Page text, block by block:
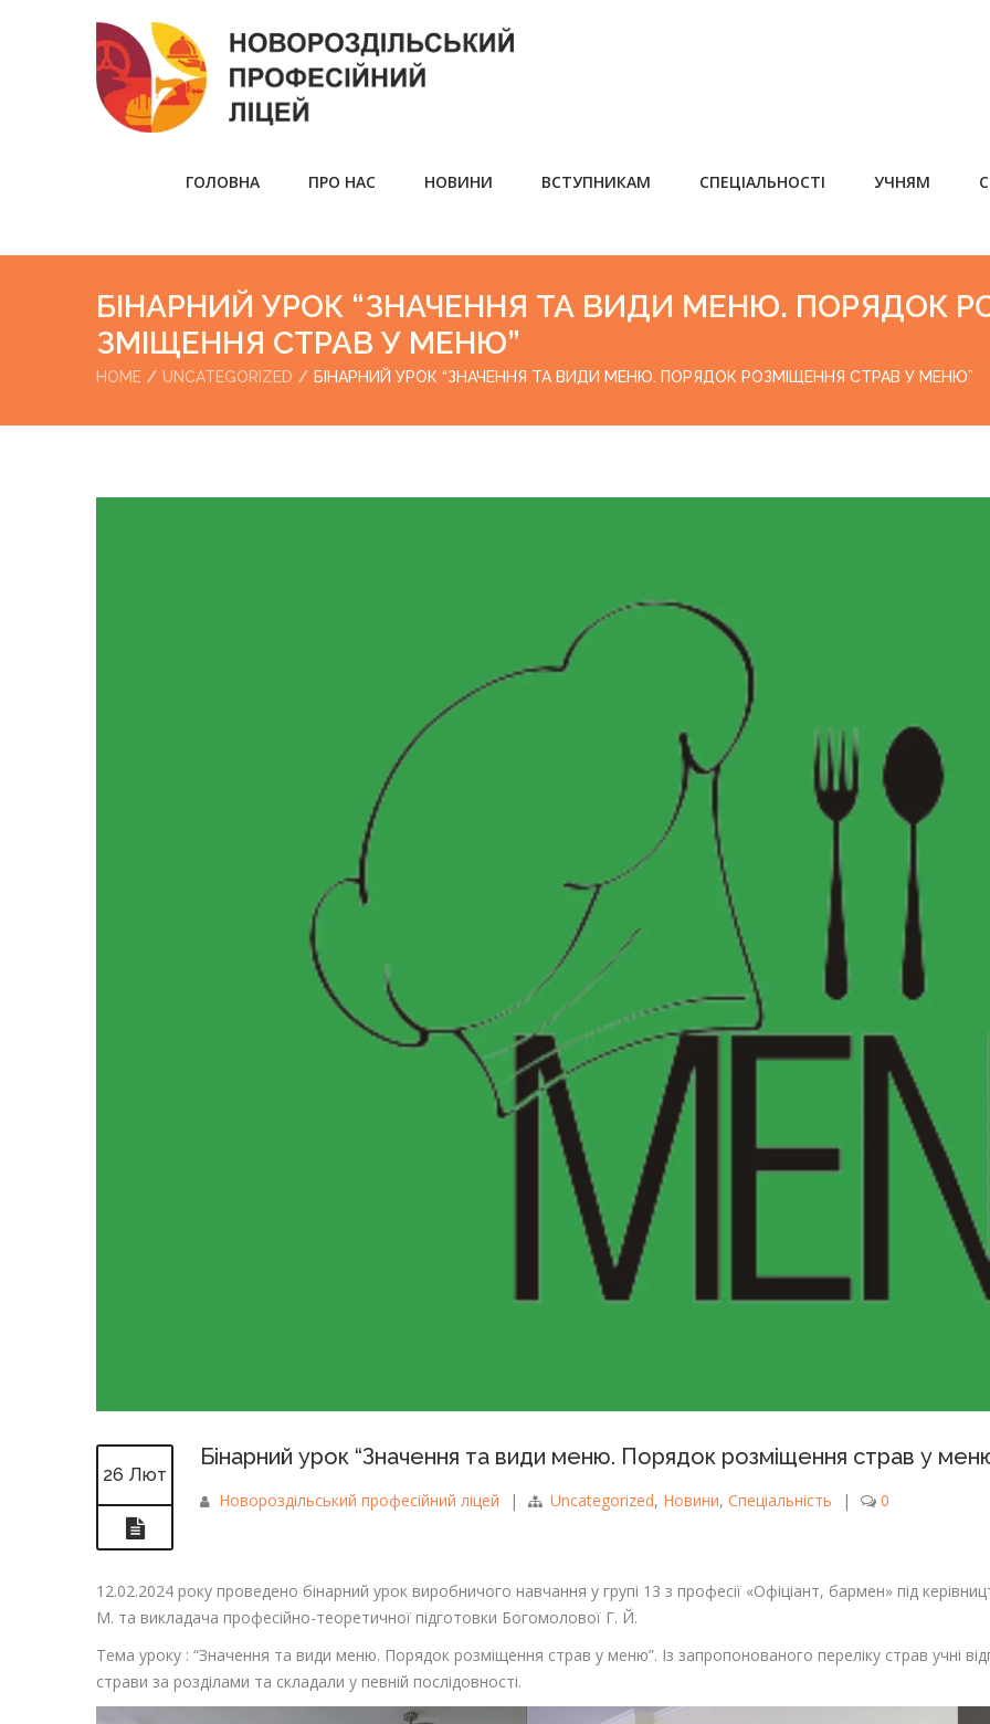
ГОЛОВНА ПРО НАС НОВИНИ ВСТУПНИКАМ СПЕЦІАЛЬНОСТІ УЧНЯМ
БІНАРНИЙ УРОК “ЗНАЧЕННЯ ТА ВИДИ МЕНЮ. ПОРЯДОК
ЗМІЩЕННЯ СТРАВ У МЕНЮ”
HOME UNCATEGORIZED БІНАРНИЙ УРОК “ЗНАЧЕННЯ ТА ВИДИ МЕНЮ. ПОРЯДОК РОЗМІЩЕННЯ СТРАВ У МЕНЮ”
26 Лют
Бінарний урок “Значення та види меню. Порядок розміщення страв у
Новороздільський професійний ліцей | Uncategorized, Новини, Спеціальність | 0
12.02.2024 року проведено бінарний урок виробничого навчання у групі 13 з професії «Офіціант, бармен» під
М. та викладача професійно-теоретичної підготовки Богомолової Г. Й.
Тема уроку : “Значення та види меню. Порядок розміщення страв у меню”. Із запропонованого переліку страв учні
страви за розділами та складали у певній послідовності.